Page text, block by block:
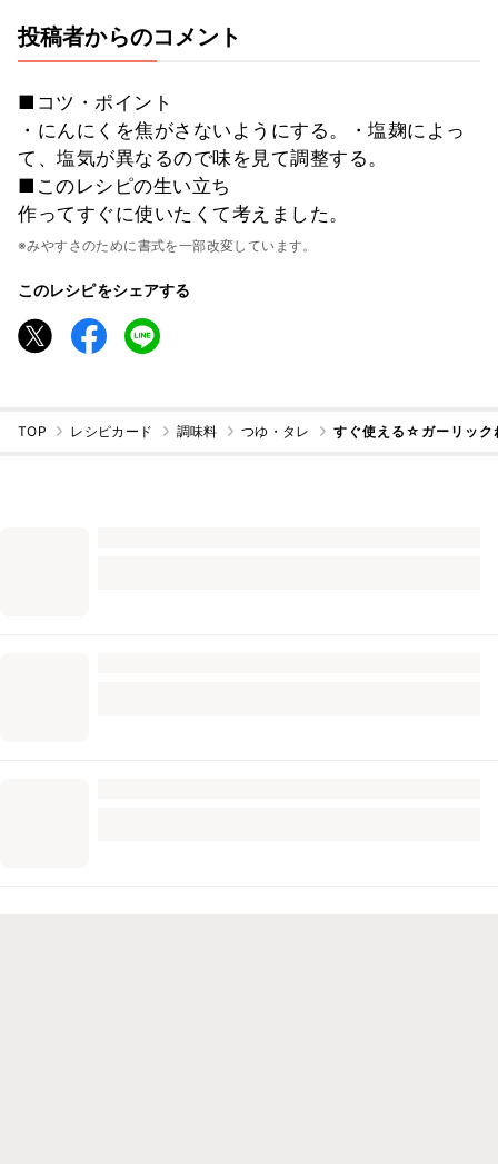
投稿者からのコメント
■コツ・ポイント
・にんにくを焦がさないようにする。・塩麹によっ
て、塩気が異なるので味を見て調整する。
■このレシピの生い立ち
作ってすぐに使いたくて考えました。
※みやすさのために書式を一部改変しています。
このレシピをシェアする
TOP レシピカード 調味料 つゆ・タレ すぐ使える☆ガーリック